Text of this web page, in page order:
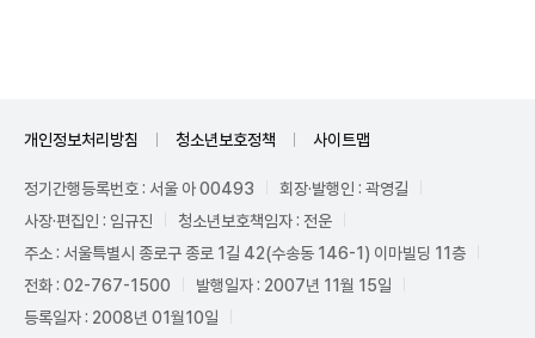
개인정보처리방침 청소년보호정책 사이트맵
정기간행등록번호 : 서울 아 00493
회장·발행인 : 곽영길
사장·편집인 : 임규진
청소년보호책임자 : 전운
주소 : 서울특별시 종로구 종로 1길 42(수송동 146-1) 이마빌딩 11층
전화 : 02-767-1500
발행일자 : 2007년 11월 15일
등록일자 : 2008년 01월10일